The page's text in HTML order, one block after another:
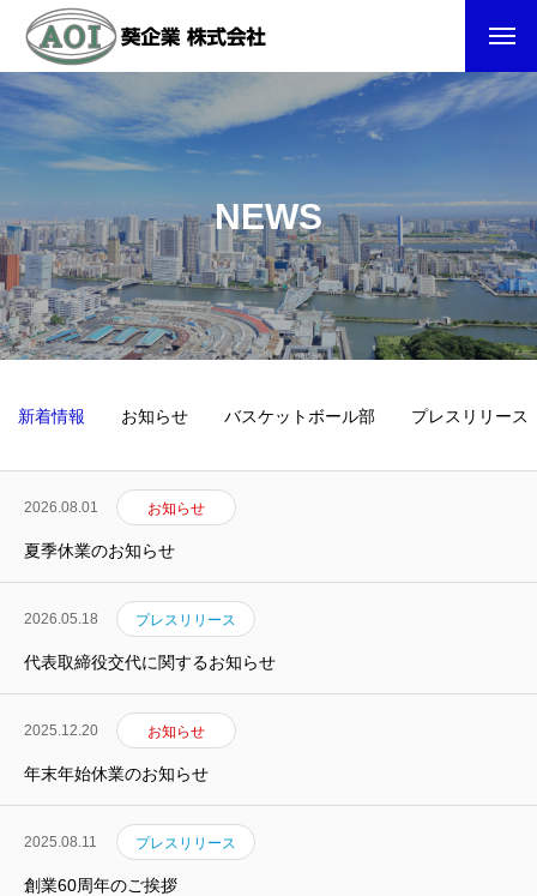
NEWS
新着情報 お知らせ バスケットボール部 プレスリリース
2026.08.01 お知らせ
夏季休業のお知らせ
2026.05.18 プレスリリース
代表取締役交代に関するお知らせ
2025.12.20 お知らせ
年末年始休業のお知らせ
2025.08.11 プレスリリース
創業60周年のご挨拶